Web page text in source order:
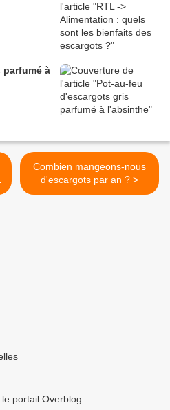
à
Combien mangeons-nous
d'escargots par an ? >
portail Overblog